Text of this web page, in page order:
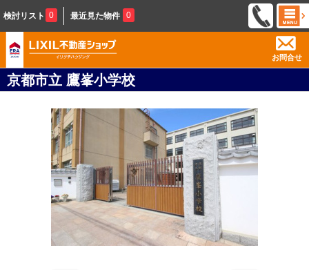
検討リスト 0 最近見た物件 0
お問合せ
京都市立 鷹峯小学校